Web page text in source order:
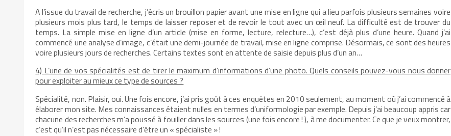
A l’issue du travail de recherche, j’écris un brouillon papier avant une mise en ligne qui a lieu parfois plusieurs semaines voire
plusieurs mois plus tard, le temps de laisser reposer et de revoir le tout avec un œil neuf. La difficulté est de trouver du
temps. La simple mise en ligne d’un article (mise en forme, lecture, relecture…), c’est déjà plus d’une heure. Quand j’ai
commencé une analyse d’image, c’était une demi-journée de travail, mise en ligne comprise. Désormais, ce sont des heures
voire plusieurs jours de recherches. Certains textes sont en attente de saisie depuis plus d’un an…
4) L’une de vos spécialités est de tirer le maximum d’informations d’une photo. Quels conseils pouvez-vous nous donner
pour exploiter au mieux ce type de sources ?
Spécialité, non. Plaisir, oui. Une fois encore, j’ai pris goût à ces enquêtes en 2010 seulement, au moment où j’ai commencé à
élaborer mon site. Mes connaissances étaient nulles en termes d’uniformologie par exemple. Depuis j’ai beaucoup appris car
chacune des recherches m’a poussé à fouiller dans les sources (une fois encore ! ), à me documenter. Ce que je veux montrer,
c’est qu’il n’est pas nécessaire d’être un « spécialiste » !